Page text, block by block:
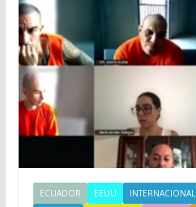
ECUADOR EEUU INTERNACIONAL